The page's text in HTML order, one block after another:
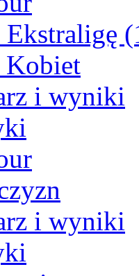
Ekstraligę
Kobiet
i wyniki
i wyniki